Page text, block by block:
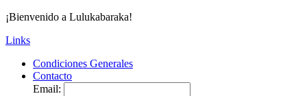
¡Bienvenido a Lulukabaraka!
Links
Condiciones Generales
Contacto
Email: